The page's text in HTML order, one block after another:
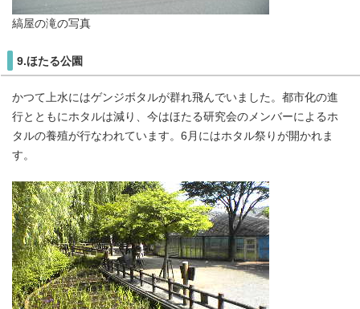
縞屋の滝の写真
9.ほたる公園
かつて上水にはゲンジボタルが群れ飛んでいました。都市化の進
行とともにホタルは減り、今はほたる研究会のメンバーによるホ
タルの養殖が行なわれています。6月にはホタル祭りが開かれま
す。